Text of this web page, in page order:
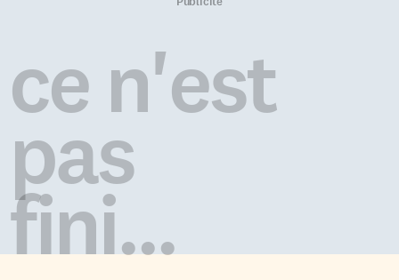
Lorentz a réduit l’avance des
Islanders, mais Emil Heineman
en a rajouté pour les Islanders.
Les Leafs n’ont pas été capables
Smartphone Free Childhood au
Royaume-Uni, Wait Until 8th et
SmarterPhone aux États-Unis,
ce n'est
pas
fini...